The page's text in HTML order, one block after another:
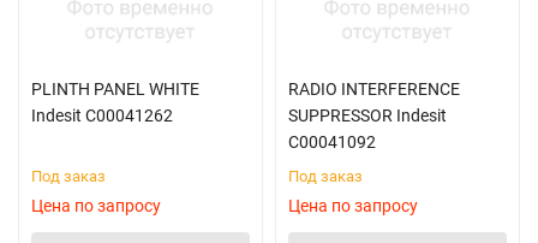
PLINTH PANEL WHITE
Indesit C00041262
Под заказ
Цена по запросу
RADIO INTERFERENCE
SUPPRESSOR Indesit
C00041092
Под заказ
Цена по запросу